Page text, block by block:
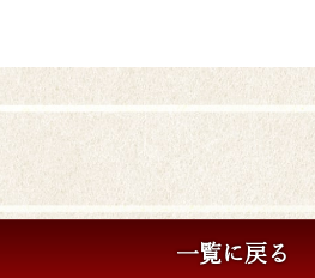
一覧に戻る